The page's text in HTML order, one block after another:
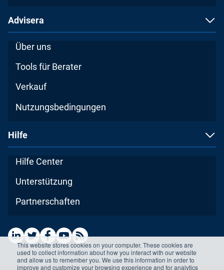
This website stores cookies on your computer. These cookies are
used to collect information about how you interact with our website
and allow us to remember you. We use this information in order to
improve and customize your browsing experience and for analytics
Advisera
Über uns
Tools für Berater
Verkauf
Nutzungsbedingungen
Hilfe
Hilfe Center
Unterstützung
Partnerschaften